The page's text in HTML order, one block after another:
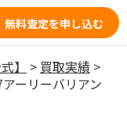
無料査定を申し込む
】 > 買取実績 >
ーリーバリアン